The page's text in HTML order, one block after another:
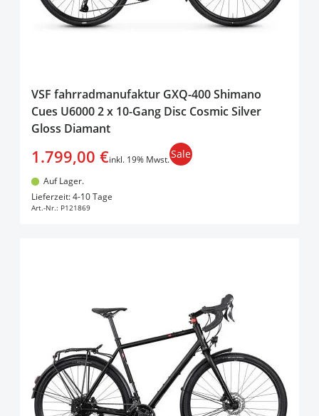
VSF fahrradmanufaktur GXQ-400 Shimano
Cues U6000 2 x 10-Gang Disc Cosmic Silver
Gloss Diamant
1.799,00 €inkl. 19% Mwst.Sale
Auf Lager.
Lieferzeit: 4-10 Tage
Art.-Nr.: P121869